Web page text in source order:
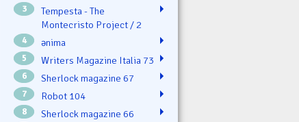
3
Tempesta - The
Montecristo Project / 2
4 ənima
5 Writers Magazine Italia 73
6 Sherlock magazine 67
7 Robot 104
8 Sherlock magazine 66